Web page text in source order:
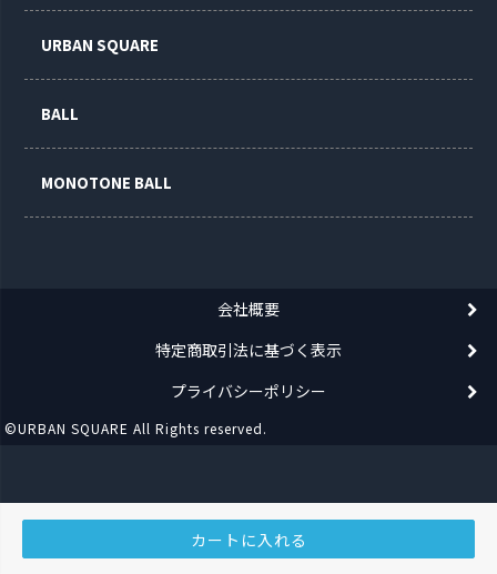
カートに入れる
URBAN SQUARE
BALL
MONOTONE BALL
会社概要
特定商取引法に基づく表示
プライバシーポリシー
©URBAN SQUARE All Rights reserved.